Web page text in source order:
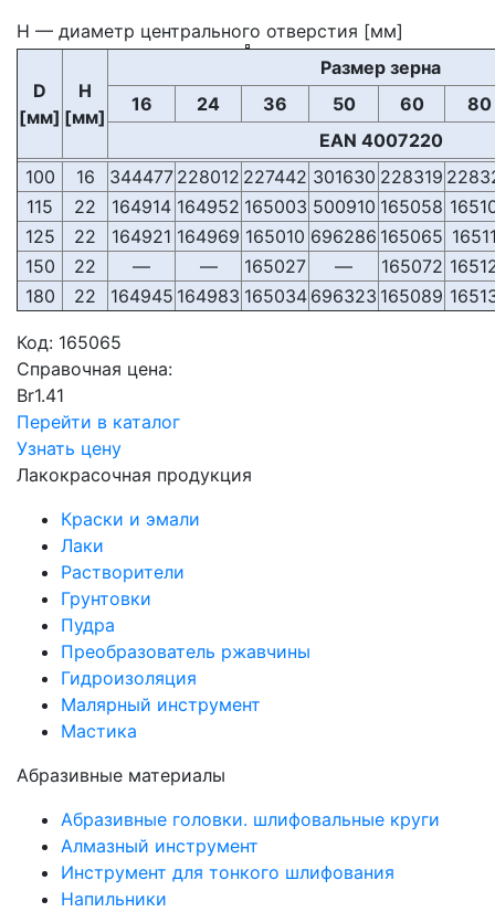
H — диаметр центрального отверстия [мм]
D
[мм]
H
[мм]
Размер зерна
16
24 36 50 60
80
EAN 4007220
100
16 344477 228012 227442 301630 228319
115
22 164914 164952 165003 500910 165058
125
22 164921 164969 165010 696286 165065
150
22 — — 165027 — 165072
180
22 164945 164983 165034 696323 165089
Код: 165065
Справочная цена:
Br1.41
Перейти в каталог
Узнать цену
Лакокрасочная продукция
Краски и эмали
Лаки
Растворители
Грунтовки
Пудра
Преобразователь ржавчины
Гидроизоляция
Малярный инструмент
Мастика
Абразивные материалы
Абразивные головки. шлифовальные круги
Алмазный инструмент
Инструмент для тонкого шлифования
Напильники